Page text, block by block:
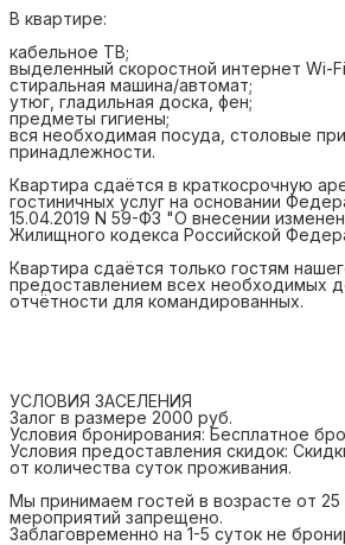
В квартире:
кабельное ТВ;
выделенный скоростной интернет Wi-
стиральная машина/автомат;
утюг, гладильная доска, фен;
предметы гигиены;
вся необходимая посуда, столовые
принадлежности.
Квартира сдаётся в краткосрочную
гостиничных услуг на основании
15.04.2019 N 59-ФЗ "О внесении
Жилищного кодекса Российской
Квартира сдаётся только гостям
предоставлением всех необходимых
отчётности для командированных.
УСЛОВИЯ ЗАСЕЛЕНИЯ
Залог в размере 2000 руб.
Условия бронирования: Бесплатное
Условия предоставления скидок:
от количества суток проживания.
Мы принимаем гостей в возрасте от
мероприятий запрещено.
Заблаговременно на 1-5 суток не